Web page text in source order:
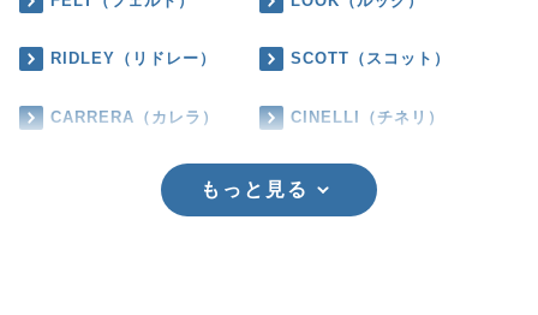
RIDLEY（リドレー） SCOTT（スコット）
CARRERA（カレラ） CINELLI（チネリ）
もっと見る